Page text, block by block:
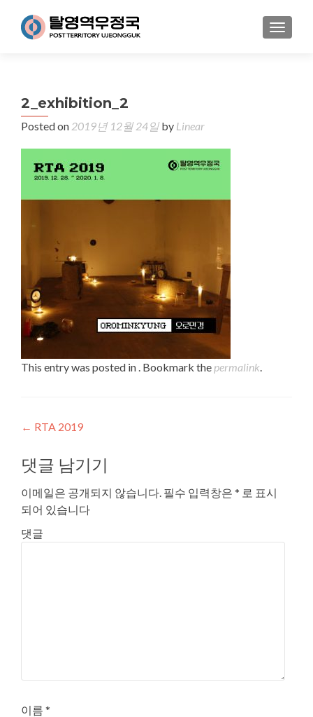
MENU
2_exhibition_2
Posted on 2019년 12월 24일by Linear
This entry was posted in . Bookmark the permalink.
Post navigation
← RTA 2019
댓글 남기기
이메일은 공개되지 않습니다. 필수 입력창은 * 로 표시
되어 있습니다
댓글
이름 *